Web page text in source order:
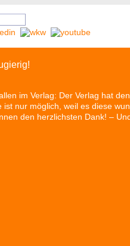
im Verlag: Der Verlag hat
ist nur möglich, weil es diese
den herzlichsten Dank! –